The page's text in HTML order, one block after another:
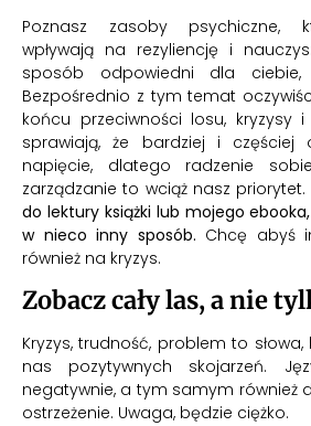
Poznasz zasoby psychiczne,
wpływają na rezyliencję i
sposób odpowiedni dla
Bezpośrednio z tym temat
końcu przeciwności losu, kryzysy
sprawiają, że bardziej i częściej
napięcie, dlatego radzenie
zarządzanie to wciąż nasz priorytet.
do lektury książki lub mojego
w nieco inny sposób. Chcę abyś
również na kryzys.
Zobacz cały las, a nie
Kryzys, trudność, problem to słowa,
nas pozytywnych skojarzeń.
negatywnie, a tym samym również
ostrzeżenie. Uwaga, będzie ciężko.